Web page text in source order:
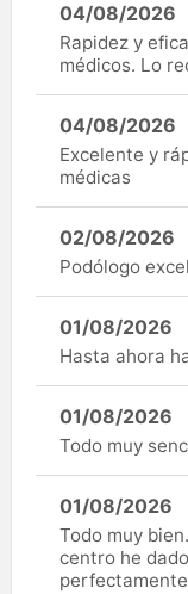
04/08/2026
Rapidez y
médicos. Lo
04/08/2026
Excelente y
médicas
02/08/2026
Podólogo
01/08/2026
Hasta ahora
01/08/2026
Todo muy
01/08/2026
Todo muy
centro he